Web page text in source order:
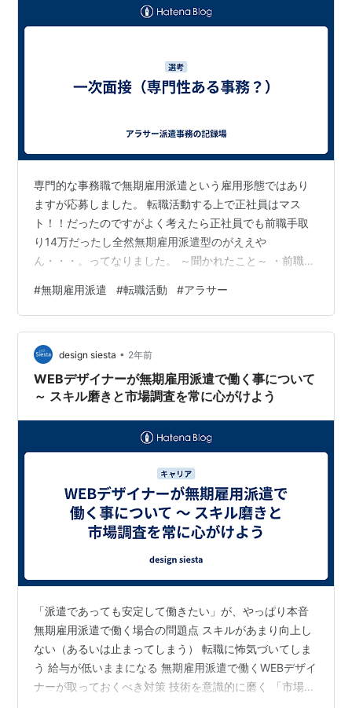
専門的な事務職で無期雇用派遣という雇用形態ではあり
ますが応募しました。 転職活動する上で正社員はマス
ト！！だったのですがよく考えたら正社員でも前職手取
り14万だったし全然無期雇用派遣型のがええや
ん・・・。ってなりました。 ～聞かれたこと～ ・前職、
容を説明後）もちろん未経験歓迎だが抵抗はないか あと
はもし内定出たらいつから働けるか等尋ねられました。
１時間の中で会社説明とその都度お互い質問という感じ
だったのでほぼ面談です。 無期雇用派遣型のところはみ
んなそうなのかな？？ 事務・・・ではありますが本当に
事務ばっかりやる方と違う方があり違う方が…
#無期雇用派遣 #転職活動 #アラサー
design siesta • 2年前
WEBデザイナーが無期雇用派遣で働く事について
～ スキル磨きと市場調査を常に心がけよう
「派遣であっても安定して働きたい」が、やっぱり本音
無期雇用派遣で働く場合の問題点 スキルがあまり向上し
ない（あるいは止まってしまう） 転職に怖気づいてしま
う 給与が低いままになる 無期雇用派遣で働くWEBデザイ
ナーが取っておくべき対策 技術を意識的に磨く 「市場調